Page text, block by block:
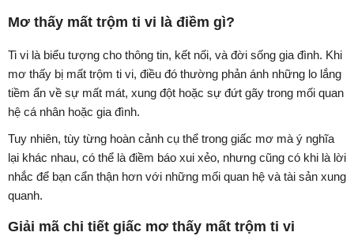
Mơ thấy mất trộm ti vi là điềm gì?
Ti vi là biểu tượng cho thông tin, kết nối, và đời sống gia đình. Khi
mơ thấy bị mất trộm ti vi, điều đó thường phản ánh những lo lắng
tiềm ẩn về sự mất mát, xung đột hoặc sự đứt gãy trong mối quan
hệ cá nhân hoặc gia đình.
Tuy nhiên, tùy từng hoàn cảnh cụ thể trong giấc mơ mà ý nghĩa
lại khác nhau, có thể là điềm báo xui xẻo, nhưng cũng có khi là lời
nhắc để bạn cẩn thận hơn với những mối quan hệ và tài sản xung
quanh.
Giải mã chi tiết giấc mơ thấy mất trộm ti vi